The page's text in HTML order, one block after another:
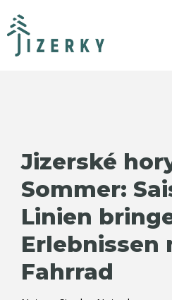
Jizerské
Sommer:
Linien
Erlebnissen
Fahrrad